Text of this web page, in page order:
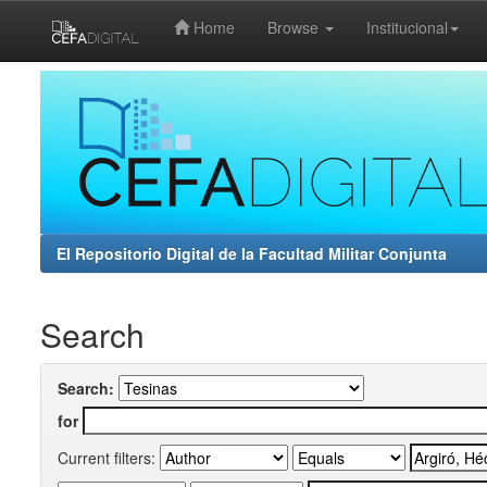
Home Browse Institucional
El Repositorio Digital de la Facultad Militar Conjunta
Search
Search:
for
Current filters: